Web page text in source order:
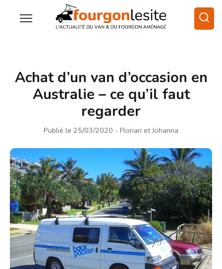
Achat d’un van d’occasion en
Australie – ce qu’il faut
regarder
Publié le 25/03/2020 - Florian et Johanna